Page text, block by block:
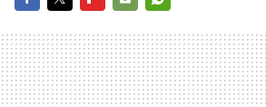
MAIL